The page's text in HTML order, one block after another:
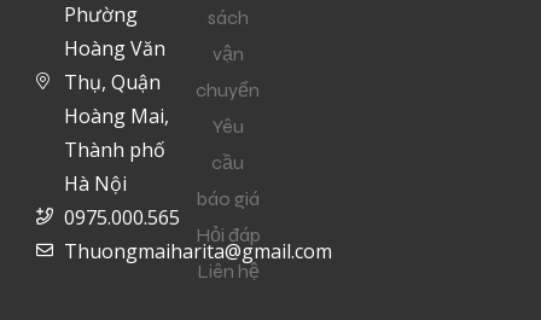
Phường
Hoàng Văn
Thụ, Quận
Hoàng Mai,
Thành phố
Hà Nội
0975.000.565
Thuongmaiharita@gmail.com
sách
vận
chuyển
Yêu
cầu
báo giá
Hỏi đáp
Liên hệ